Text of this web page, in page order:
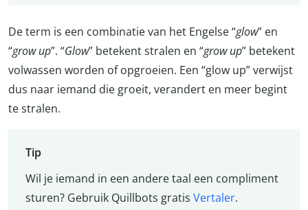
De term is een combinatie van het Engelse “glow” en
“grow up”. “Glow” betekent stralen en “grow up” betekent
volwassen worden of opgroeien. Een “glow up” verwijst
dus naar iemand die groeit, verandert en meer begint
te stralen.
Tip
Wil je iemand in een andere taal een compliment
sturen? Gebruik Quillbots gratis Vertaler.